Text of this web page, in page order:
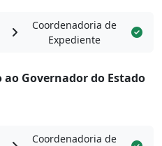
Coordenadoria de
Expediente
Governador do Estado
Coordenadoria de